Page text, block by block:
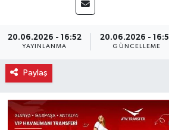
20.06.2026 - 16:52
YAYINLANMA
20.06.2026 -
GÜNCELLEME
Paylaş